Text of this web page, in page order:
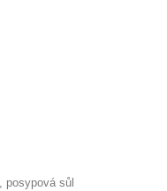
posypová sůl